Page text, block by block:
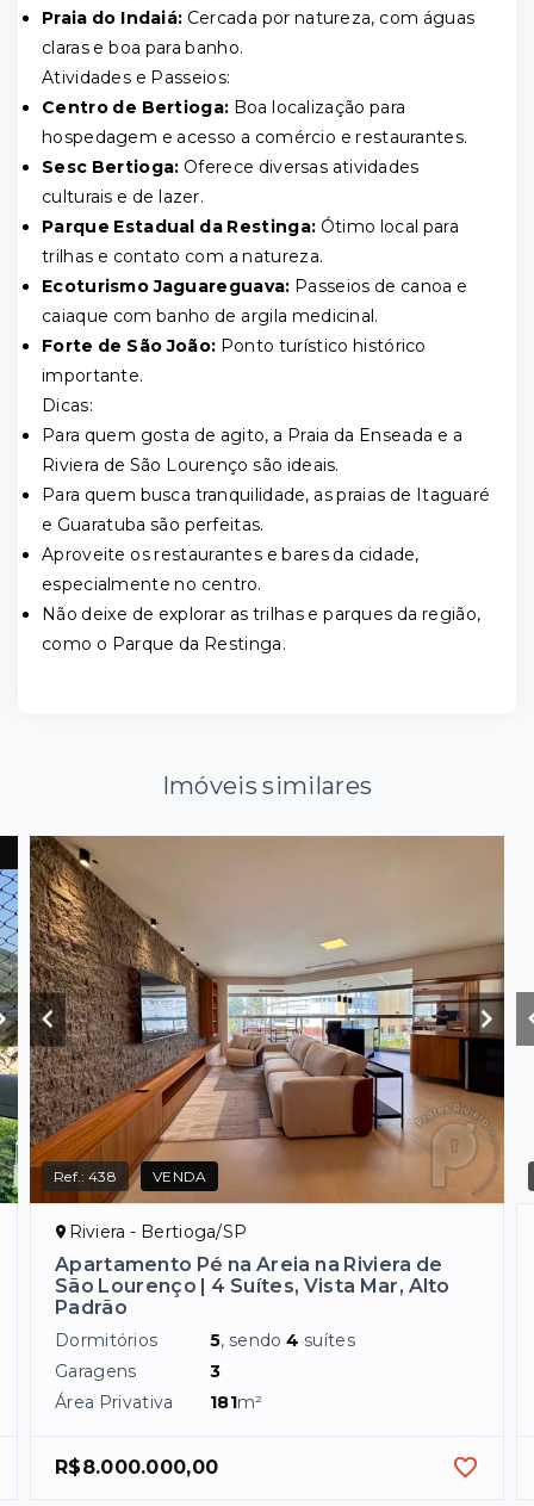
Praia do Indaiá: Cercada por natureza, com águas
claras e boa para banho.
Atividades e Passeios:
Centro de Bertioga: Boa localização para
hospedagem e acesso a comércio e restaurantes.
Sesc Bertioga: Oferece diversas atividades
culturais e de lazer.
Parque Estadual da Restinga: Ótimo local para
trilhas e contato com a natureza.
Ecoturismo Jaguareguava: Passeios de canoa e
caiaque com banho de argila medicinal.
Forte de São João: Ponto turístico histórico
importante.
Dicas:
Para quem gosta de agito, a Praia da Enseada e a
Riviera de São Lourenço são ideais.
Para quem busca tranquilidade, as praias de Itaguaré
e Guaratuba são perfeitas.
Aproveite os restaurantes e bares da cidade,
especialmente no centro.
Não deixe de explorar as trilhas e parques da região,
como o Parque da Restinga.
Imóveis similares
Ref.:438 VENDA
Riviera - Bertioga/SP
Apartamento Pé na Areia na Riviera de
São Lourenço | 4 Suítes, Vista Mar, Alto
Padrão
Dormitórios 5, sendo4 suítes
Garagens
3
Área Privativa
181m²
R$8.000.000,00